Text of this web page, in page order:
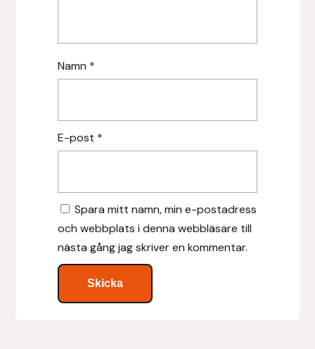
Namn *
E-post *
Spara mitt namn, min e-postadress
och webbplats i denna webbläsare till
nästa gång jag skriver en kommentar.
Källquist Equestrian
Kidka of Iceland
Klisterdekaler.se